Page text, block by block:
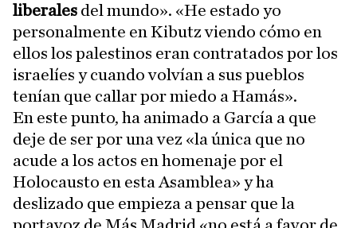
liberales del mundo». «He estado yo
personalmente en Kibutz viendo cómo en
ellos los palestinos eran contratados por los
israelíes y cuando volvían a sus pueblos
tenían que callar por miedo a Hamás».
En este punto, ha animado a García a que
deje de ser por una vez «la única que no
acude a los actos en homenaje por el
Holocausto en esta Asamblea» y ha
deslizado que empieza a pensar que la